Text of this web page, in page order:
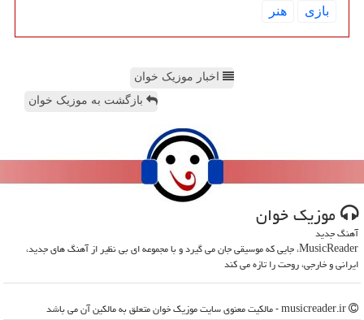
بازی
هنر
اخبار موزیک خوان
بازگشت به موزیک خوان
موزیك خوان
آهنگ جدید
MusicReader، جایی که موسیقی جان می گیرد و با مجموعه ای بی نظیر از آهنگ های جدید،
ایرانی و خارجی، روحت را تازه می کند